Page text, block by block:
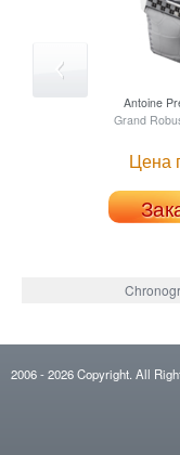
Antoine
Grand
Цена
2006- 2026Copyright. All